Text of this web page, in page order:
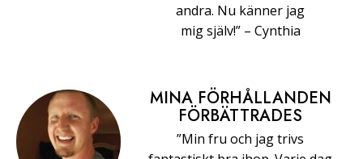
andra. Nu känner jag
mig själv!” –⁠ ⁠Cynthia
MINA FÖRHÅLLANDEN
FÖRBÄTTRADES
”Min fru och jag trivs